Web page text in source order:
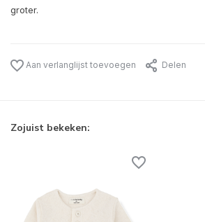
groter.
Aan verlanglijst toevoegen Delen
Zojuist bekeken: